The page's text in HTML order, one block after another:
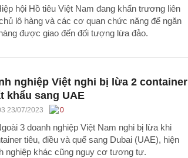
hội Hồ tiêu Việt Nam đang khẩn trương liên
lô hàng và các cơ quan chức năng để ngăn
được giao đến đối tượng lừa đảo.
nghiệp Việt nghi bị lừa 2 container
khẩu sang UAE
23/07/2023 0
3 doanh nghiệp Việt Nam nghi bị lừa khi
tiêu, điều và quế sang Dubai (UAE), hiện
nghiệp khác cũng nguy cơ tương tự.